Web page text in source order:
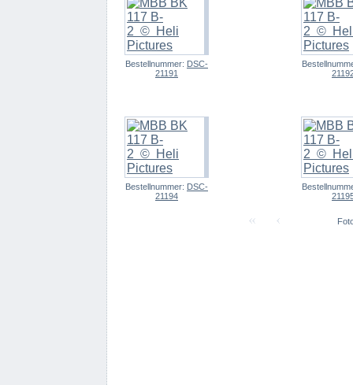
Bestellnummer: DSC-
21191
Bestellnummer: DSC-
21194